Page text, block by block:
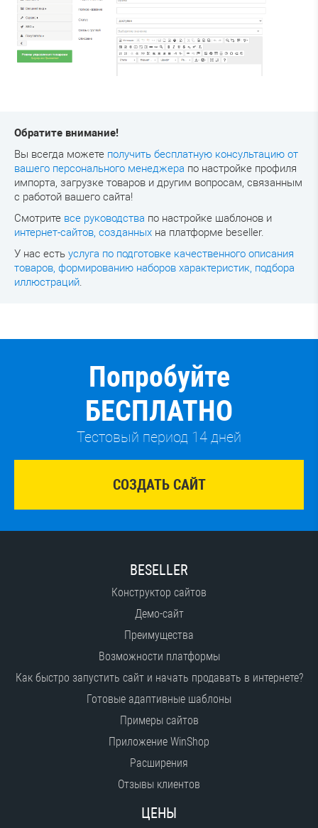
Обратите внимание!
Вы всегда можете получить бесплатную консультацию от
вашего персонального менеджера по настройке профиля
импорта, загрузке товаров и другим вопросам, связанным
с работой вашего сайта!
Смотрите все руководства по настройке шаблонов и
интернет-сайтов, созданных на платформе beseller.
У нас есть услуга по подготовке качественного описания
товаров, формированию наборов характеристик, подбора
иллюстраций.
Попробуйте
БЕСПЛАТНО
Тестовый период 14 дней
СОЗДАТЬ САЙТ
BESELLER
Конструктор сайтов
Демо-сайт
Преимущества
Возможности платформы
Как быстро запустить сайт и начать продавать в интернете?
Готовые адаптивные шаблоны
Примеры сайтов
Приложение WinShop
Расширения
Отзывы клиентов
ЦЕНЫ